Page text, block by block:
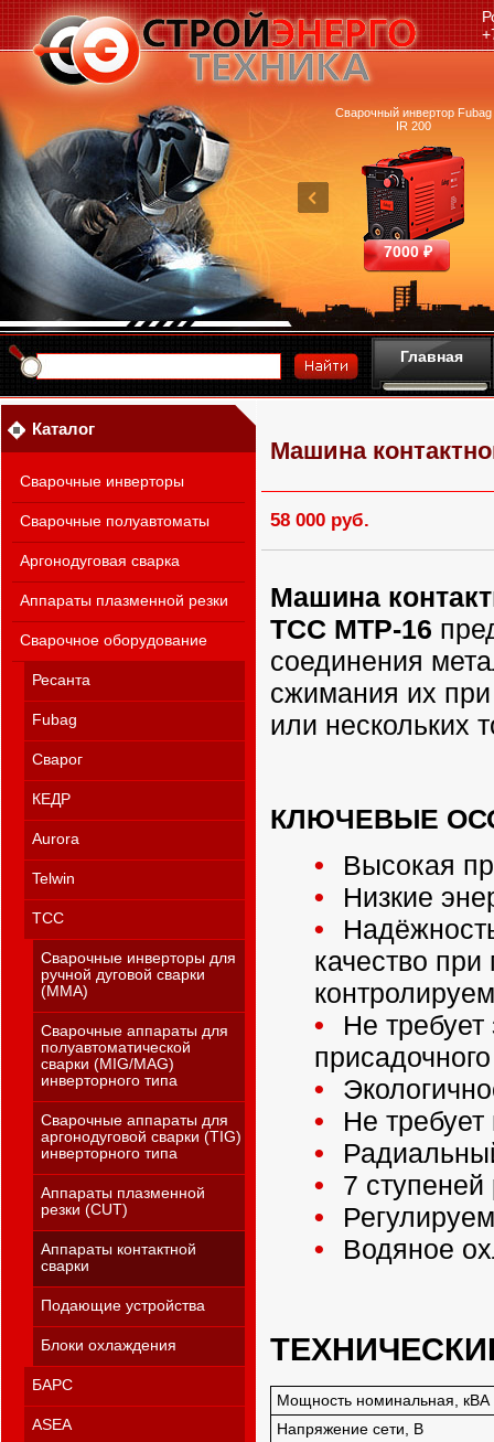
аппарат Ресанта
САИПА-200 ММА
25390 ₽
Машина термической резки
FUBAG INCUT10
460700 ₽
Сварочный инвертор Fubag
IR 200
7000 ₽
Главная
Каталог
Сварочные инверторы
Сварочные полуавтоматы
Аргонодуговая сварка
Аппараты плазменной резки
Сварочное оборудование
Ресанта
Fubag
Сварог
КЕДР
Aurora
Telwin
ТСС
Сварочные инверторы для
ручной дуговой сварки
(MMA)
Сварочные аппараты для
полуавтоматической
сварки (MIG/MAG)
инверторного типа
Сварочные аппараты для
аргонодуговой сварки (TIG)
инверторного типа
Аппараты плазменной
резки (CUT)
Аппараты контактной
сварки
Подающие устройства
Блоки охлаждения
БАРС
ASEA
Машина
58 000 руб.
Машина
ТСС МТР-16
соединения
сжимания их
или нескольких
КЛЮЧЕВЫЕ
Высокая
Низкие
качество
Не
Не
7 ступеней
Водяное
Мощность номинальная, кВА
Напряжение сети, В